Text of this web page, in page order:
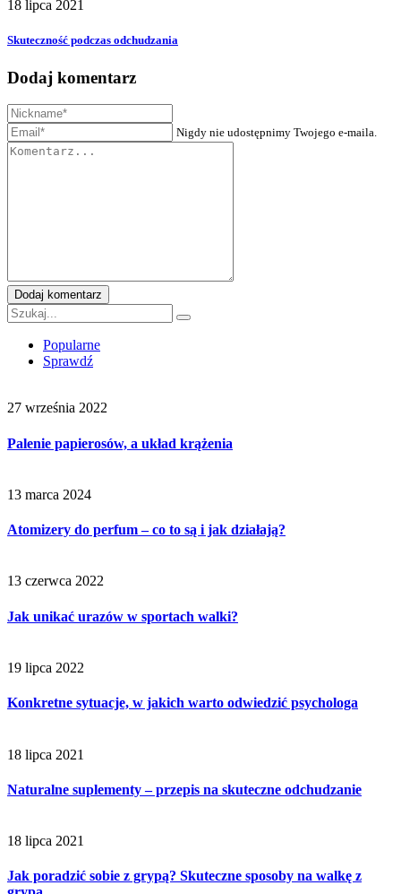
18 lipca 2021
Skuteczność podczas odchudzania
Dodaj komentarz
Nigdy nie udostępnimy Twojego e-maila.
Dodaj komentarz
Popularne
Sprawdź
27 września 2022
Palenie papierosów, a układ krążenia
13 marca 2024
Atomizery do perfum – co to są i jak działają?
13 czerwca 2022
Jak unikać urazów w sportach walki?
19 lipca 2022
Konkretne sytuacje, w jakich warto odwiedzić psychologa
18 lipca 2021
Naturalne suplementy – przepis na skuteczne odchudzanie
18 lipca 2021
Jak poradzić sobie z grypą? Skuteczne sposoby na walkę z